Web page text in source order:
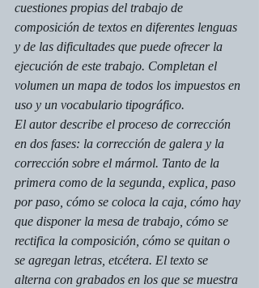
cuestiones propias del trabajo de
composición de textos en diferentes lenguas
y de las dificultades que puede ofrecer la
ejecución de este trabajo. Completan el
volumen un mapa de todos los impuestos en
uso y un vocabulario tipográfico.
El autor describe el proceso de corrección
en dos fases: la corrección de galera y la
corrección sobre el mármol. Tanto de la
primera como de la segunda, explica, paso
por paso, cómo se coloca la caja, cómo hay
que disponer la mesa de trabajo, cómo se
rectifica la composición, cómo se quitan o
se agregan letras, etcétera. El texto se
alterna con grabados en los que se muestra